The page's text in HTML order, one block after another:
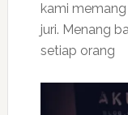
kami
juri. Menang
setiap orang